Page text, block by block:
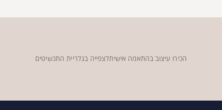
הכירו עיצוב בהתאמה אישיתלצפייה בגלריית התכשיטים